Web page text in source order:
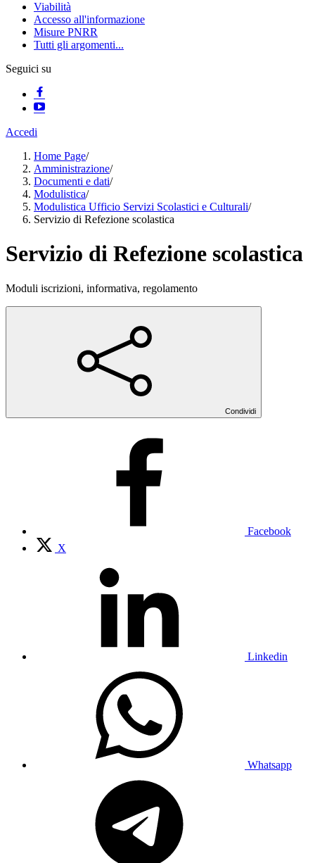
Viabilità
Accesso all'informazione
Misure PNRR
Tutti gli argomenti...
Seguici su
Accedi
Home Page/
Amministrazione/
Documenti e dati/
Modulistica/
Modulistica Ufficio Servizi Scolastici e Culturali/
Servizio di Refezione scolastica
Servizio di Refezione scolastica
Moduli iscrizioni, informativa, regolamento
Condividi
Facebook
X
Linkedin
Whatsapp